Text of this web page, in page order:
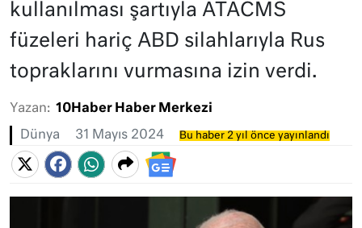
kullanılması şartıyla ATACMS
füzeleri hariç ABD silahlarıyla Rus
topraklarını vurmasına izin verdi.
Yazan: 10Haber Haber Merkezi
Dünya 31 Mayıs 2024 Bu haber 2 yıl önce yayınlandı